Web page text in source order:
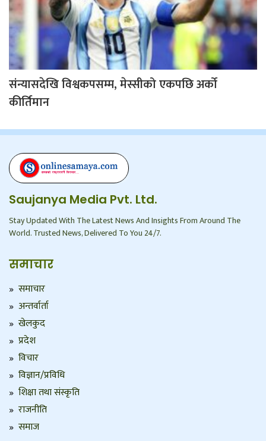
संन्यासदेखि विश्वकपसम्म, मेस्सीको एकपछि अर्को
कीर्तिमान
Saujanya Media Pvt. Ltd.
Stay Updated With The Latest News And Insights From Around The
World. Trusted News, Delivered To You 24/7.
समाचार
समाचार
अन्तर्वार्ता
खेलकुद
प्रदेश
विचार
विज्ञान/प्रविधि
शिक्षा तथा संस्कृति
राजनीति
समाज